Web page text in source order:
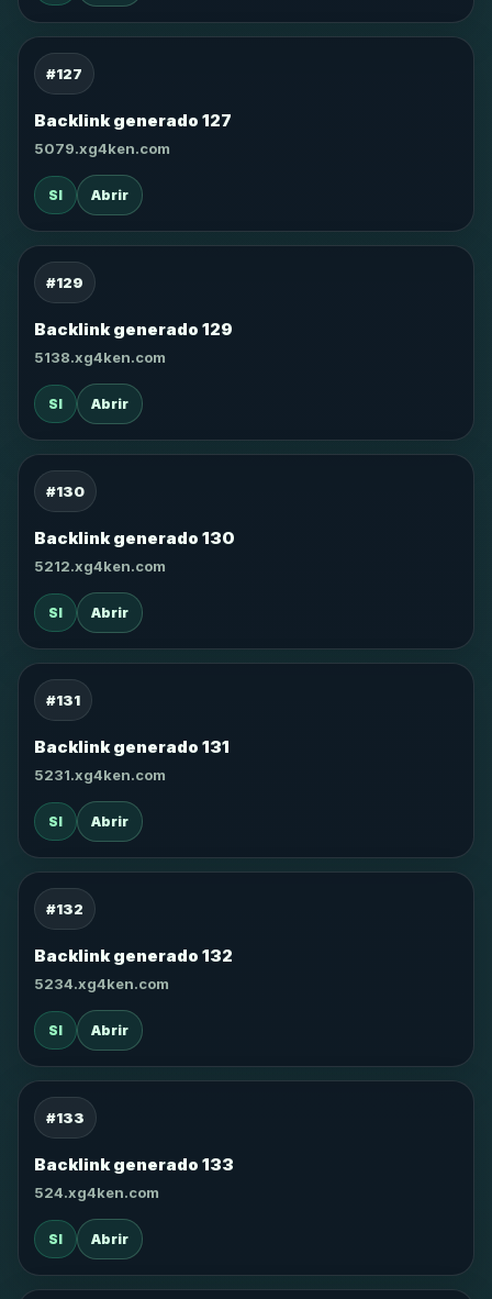
#127
Backlink generado 127
5079.xg4ken.com
SI Abrir
#129
Backlink generado 129
5138.xg4ken.com
SI Abrir
#130
Backlink generado 130
5212.xg4ken.com
SI Abrir
#131
Backlink generado 131
5231.xg4ken.com
SI Abrir
#132
Backlink generado 132
5234.xg4ken.com
SI Abrir
#133
Backlink generado 133
524.xg4ken.com
SI Abrir